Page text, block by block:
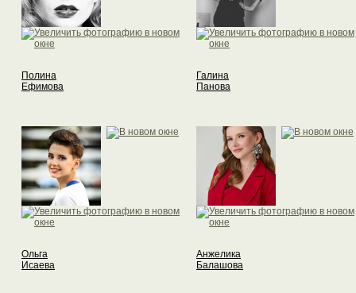
Полина
Ефимова
Галина
Панова
Ольга
Исаева
Анжелика
Балашова